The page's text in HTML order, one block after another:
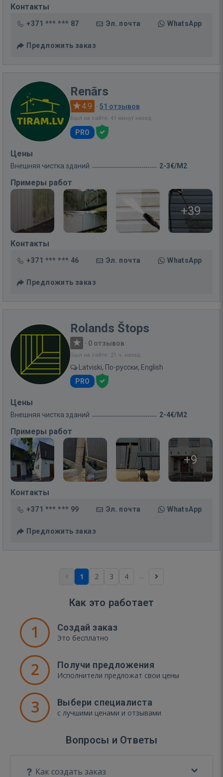
Контакты
+371 *** *** 87 Эл. почта WhatsApp
Предложить заказ
Renārs
4.9 · 51 отзывов
Был на сайте: 41 минут назад
PRO
Цены
Внешняя чистка зданий 2-3€/M2
Примеры работ
+39
Контакты
+371 *** *** 46 Эл. почта WhatsApp
Предложить заказ
Rolands Štops
· 0 отзывов
Был на сайте: 21 ч. назад
Latviski, По-русски, English
PRO
Цены
Внешняя чистка зданий 2-4€/M2
Примеры работ
+9
Контакты
+371 *** *** 99 Эл. почта WhatsApp
Предложить заказ
1 2 3 4 ...
Как это работает
1 Создай заказ
Это бесплатно
2 Получи предложения
Исполнители предложат свои цены
3 Выбери специалиста
с лучшими ценами и отзывами
Вопросы и Ответы
Как создать заказ